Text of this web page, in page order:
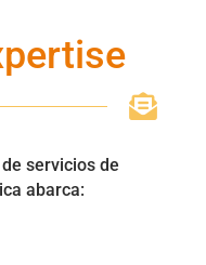

servicios de
abarca: